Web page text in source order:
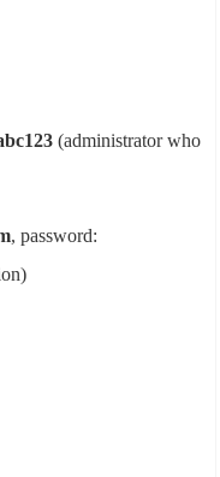
(administrator who
, password: